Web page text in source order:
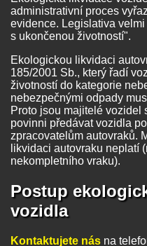
administrativní proces
evidence. Legislativa
s ukončenou životností".
Ekologickou likvidaci
185/2001 Sb., který řadí
životností do kategorie
nebezpečnými odpady
Proto jsou majitelé vozidel
povinni předávat vozidla
zpracovatelům autovraků.
likvidaci autovraku neplatí
nekompletního vraku).
Postup
vozidla
Kontaktujete nás na